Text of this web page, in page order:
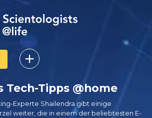
Tech-Tipps @home
Experte Shailendra gibt einige
weiter, die in einem der beliebtesten E-